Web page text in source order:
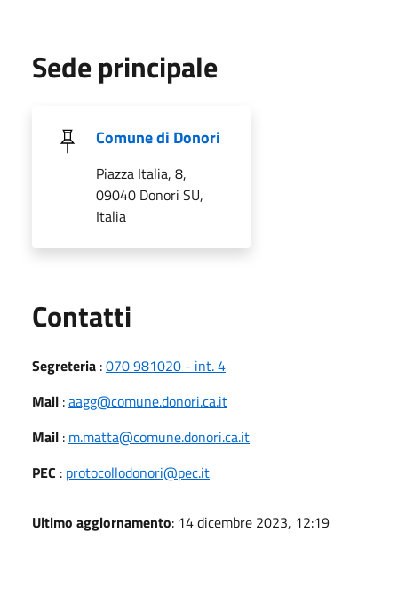
Sede principale
Comune di Donori
Piazza Italia, 8,
09040 Donori SU,
Italia
Contatti
Segreteria :070 981020 - int. 4
Mail :aagg@comune.donori.ca.it
Mail : m.matta@comune.donori.ca.it
PEC : protocollodonori@pec.it
Ultimo aggiornamento: 14 dicembre 2023, 12:19